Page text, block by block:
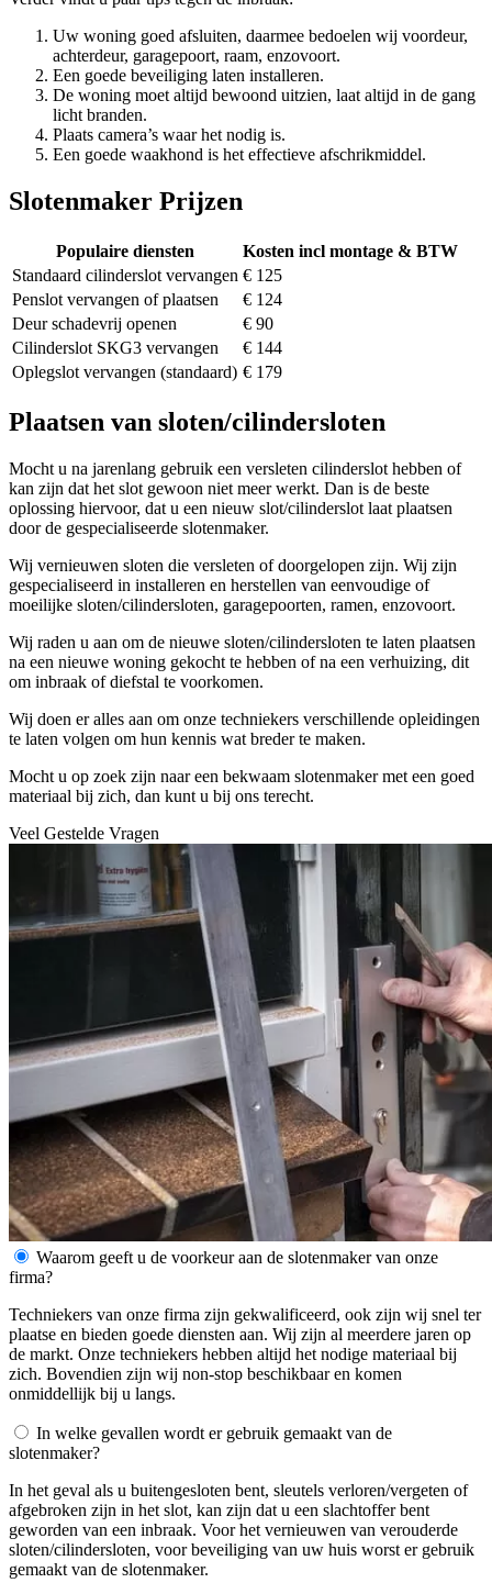
Uw woning goed afsluiten, daarmee bedoelen wij voordeur,
achterdeur, garagepoort, raam, enzovoort.
Een goede beveiliging laten installeren.
De woning moet altijd bewoond uitzien, laat altijd in de gang
licht branden.
Plaats camera’s waar het nodig is.
Een goede waakhond is het effectieve afschrikmiddel.
Slotenmaker Prijzen
Populaire diensten
Kosten incl montage & BTW
Standaard cilinderslot vervangen € 125
Penslot vervangen of plaatsen
€ 124
Deur schadevrij openen
€ 90
Cilinderslot SKG3 vervangen
€ 144
Oplegslot vervangen (standaard) € 179
Plaatsen van sloten/cilindersloten
Mocht u na jarenlang gebruik een versleten cilinderslot hebben of
kan zijn dat het slot gewoon niet meer werkt. Dan is de beste
oplossing hiervoor, dat u een nieuw slot/cilinderslot laat plaatsen
door de gespecialiseerde slotenmaker.
Wij vernieuwen sloten die versleten of doorgelopen zijn. Wij zijn
gespecialiseerd in installeren en herstellen van eenvoudige of
moeilijke sloten/cilindersloten, garagepoorten, ramen, enzovoort.
Wij raden u aan om de nieuwe sloten/cilindersloten te laten plaatsen
na een nieuwe woning gekocht te hebben of na een verhuizing, dit
om inbraak of diefstal te voorkomen.
Wij doen er alles aan om onze techniekers verschillende opleidingen
te laten volgen om hun kennis wat breder te maken.
Mocht u op zoek zijn naar een bekwaam slotenmaker met een goed
materiaal bij zich, dan kunt u bij ons terecht.
Veel Gestelde Vragen
Waarom geeft u de voorkeur aan de slotenmaker van onze
firma?
Techniekers van onze firma zijn gekwalificeerd, ook zijn wij snel ter
plaatse en bieden goede diensten aan. Wij zijn al meerdere jaren op
de markt. Onze techniekers hebben altijd het nodige materiaal bij
zich. Bovendien zijn wij non-stop beschikbaar en komen
onmiddellijk bij u langs.
In welke gevallen wordt er gebruik gemaakt van de
slotenmaker?
In het geval als u buitengesloten bent, sleutels verloren/vergeten of
afgebroken zijn in het slot, kan zijn dat u een slachtoffer bent
geworden van een inbraak. Voor het vernieuwen van verouderde
sloten/cilindersloten, voor beveiliging van uw huis worst er gebruik
gemaakt van de slotenmaker.